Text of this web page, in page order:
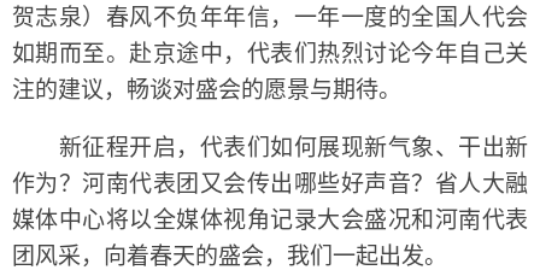
贺志泉）春风不负年年信，一年一度的全国人代会
如期而至。赴京途中，代表们热烈讨论今年自己关
注的建议，畅谈对盛会的愿景与期待。
新征程开启，代表们如何展现新气象、干出新
作为？河南代表团又会传出哪些好声音？省人大融
媒体中心将以全媒体视角记录大会盛况和河南代表
团风采，向着春天的盛会，我们一起出发。